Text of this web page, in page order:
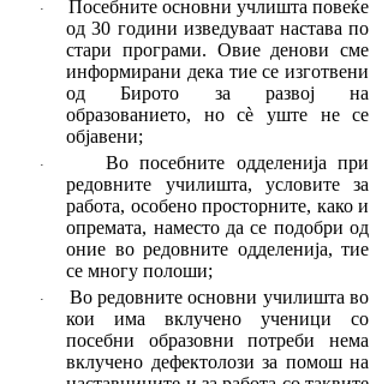
·
Посебните основни учлишта повеќе
од 30 години изведуваат настава по
стари програми. Овие денови сме
информирани дека тие се изготвени
од Бирото за развој на
образованието, но сè уште не се
објавени;
·
Во посебните одделенија при
редовните училишта, условите за
работа, особено просторните, како и
опремата, наместо да се подобри од
оние во редовните одделенија, тие
се многу полоши;
·
Во редовните основни училишта во
кои има вклучено ученици со
посебни образовни потреби нема
вклучено дефектолози за помош на